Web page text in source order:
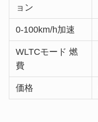
ョン
0-100km/h加速
WLTCモード 燃
費
価格